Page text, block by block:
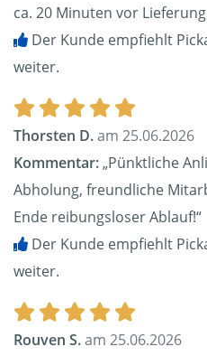
ca. 20 Minuten vor
Der Kunde empfiehlt
weiter.
Thorsten D.am 25.06.2026
Kommentar:„Pünktliche
Abholung, freundliche
Ende reibungsloser Ablauf!“
Der Kunde empfiehlt
weiter.
Rouven S.am 25.06.2026